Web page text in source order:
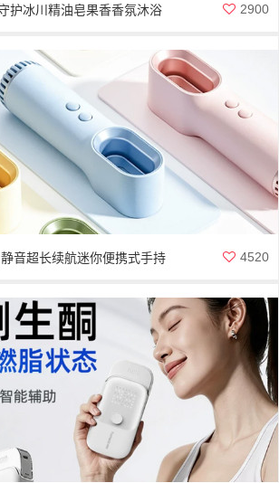
护冰川精油皂果香香氛沐浴 2900
音超长续航迷你便携式手持 4520